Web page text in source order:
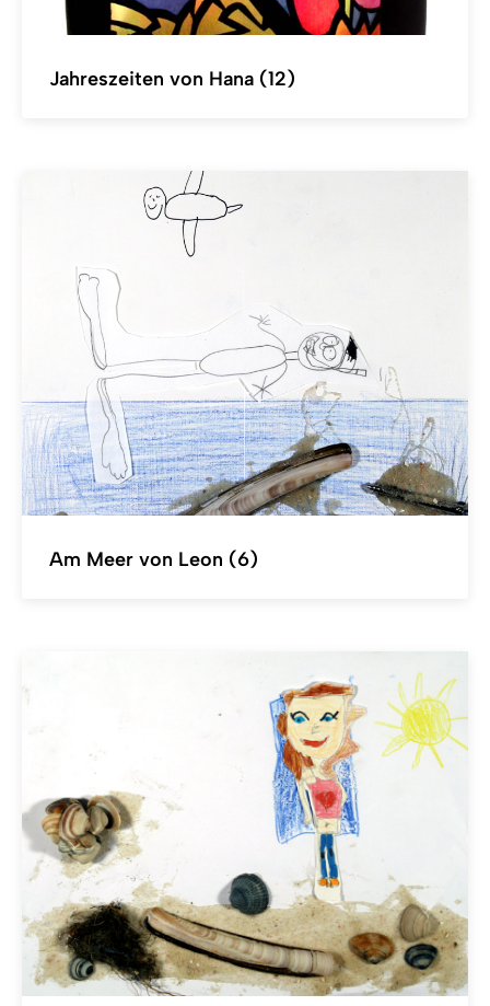
Jahreszeiten von Hana (12)
Am Meer von Leon (6)